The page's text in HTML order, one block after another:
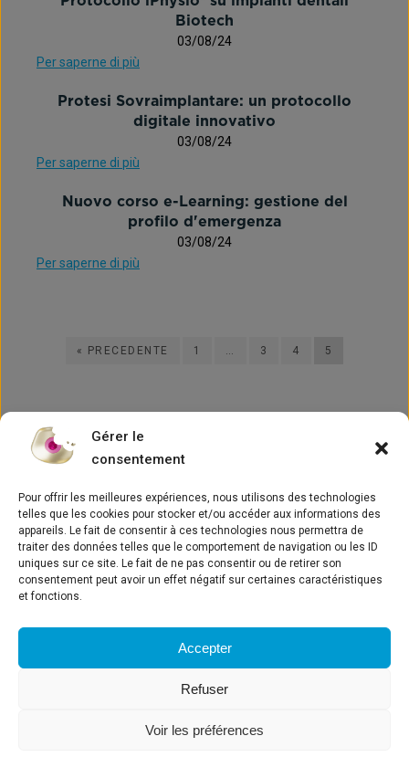
Gérer le
consentement
Pour offrir les meilleures expériences, nous utilisons des technologies
telles que les cookies pour stocker et/ou accéder aux informations des
appareils. Le fait de consentir à ces technologies nous permettra de
traiter des données telles que le comportement de navigation ou les ID
uniques sur ce site. Le fait de ne pas consentir ou de retirer son
consentement peut avoir un effet négatif sur certaines caractéristiques
et fonctions.
Accepter
Refuser
Voir les préférences
Biotech
03/08/24
Per saperne di più
Protesi Sovraimplantare: un protocollo
digitale innovativo
03/08/24
Per saperne di più
Nuovo corso e-Learning: gestione del
profilo d'emergenza
03/08/24
Per saperne di più
« PRECEDENTE 1 … 3 4 5
Concetto
Notizie
Contatto
LYRA ETK
newsletter iPhysio®